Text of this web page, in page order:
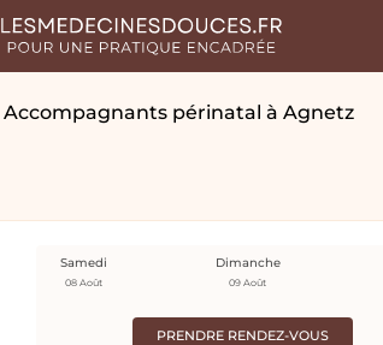
Accompagnants périnatal à Agnetz
PRENDRE RENDEZ-VOUS
Samedi
08 Août
Dimanche
09 Août